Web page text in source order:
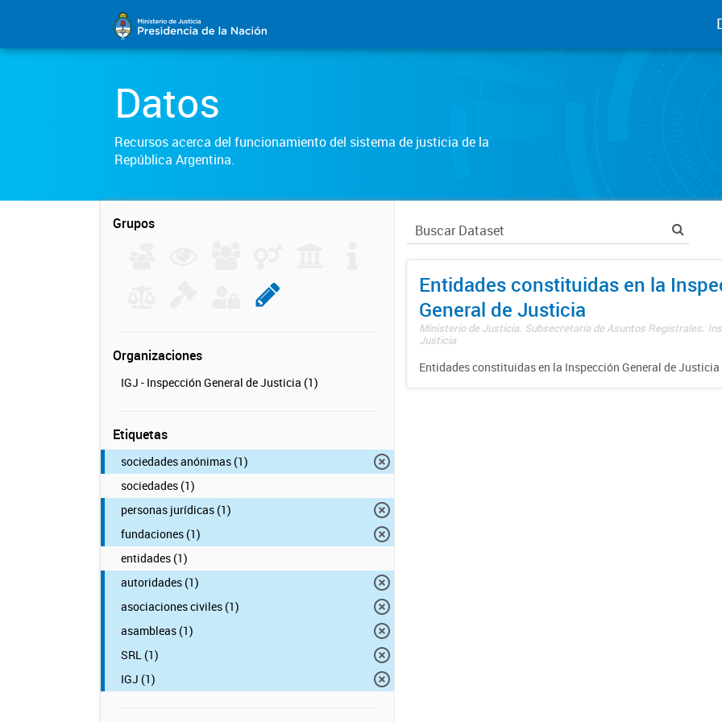
Datos
Recursos acerca del funcionamiento del sistema de justicia de la
República Argentina.
Grupos
Organizaciones
IGJ - Inspección General de Justicia (1)
Etiquetas
sociedades anónimas (1)
sociedades (1)
personas jurídicas (1)
fundaciones (1)
entidades (1)
autoridades (1)
asociaciones civiles (1)
asambleas (1)
SRL (1)
IGJ (1)
Entidades constituidas en la
General de Justicia
Ministerio de Justicia. Subsecretaría de Asuntos Registrales.
Justicia
Entidades constituidas en la Inspección General de Justicia